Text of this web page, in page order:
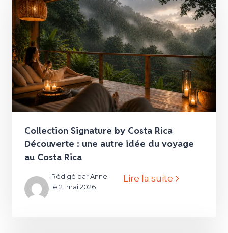
Collection Signature by Costa Rica
Découverte : une autre idée du voyage
au Costa Rica
Rédigé par Anne
le 21 mai 2026
Lire la suite